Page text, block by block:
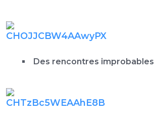
Des rencontres improbables